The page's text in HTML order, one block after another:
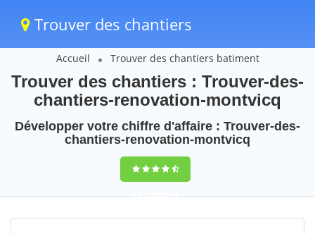
Trouver des chantiers
Accueil Trouver des chantiers batiment
Trouver des chantiers : Trouver-des-
chantiers-renovation-montvicq
Développer votre chiffre d'affaire : Trouver-des-
chantiers-renovation-montvicq
9,5(100%)74
votes